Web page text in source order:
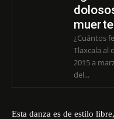
¿Cuántos
Tlaxcala al día de
2015 a
del...
Esta danza es de estilo